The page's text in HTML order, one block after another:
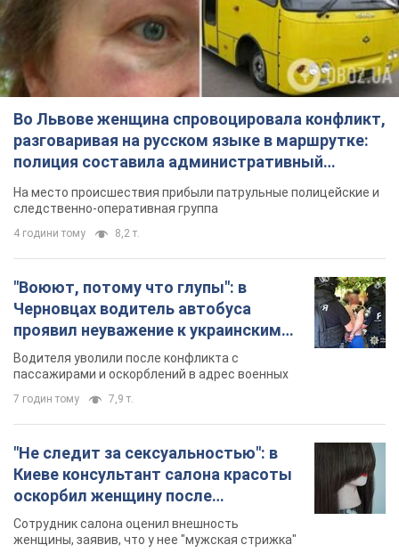
Во Львове женщина спровоцировала конфликт,
разговаривая на русском языке в маршрутке:
полиция составила административный
протокол. Видео
На место происшествия прибыли патрульные полицейские и
следственно-оперативная группа
4 години тому 8,2 т.
"Воюют, потому что глупы": в
Черновцах водитель автобуса
проявил неуважение к украинским
военным и поплатился за это.
Видео
Водителя уволили после конфликта с
пассажирами и оскорблений в адрес военных
7 годин тому 7,9 т.
"Не следит за сексуальностью": в
Киеве консультант салона красоты
оскорбил женщину после
химиотерапии, разгорелся скандал.
Фото
Сотрудник салона оценил внешность
женщины, заявив, что у нее "мужская стрижка"